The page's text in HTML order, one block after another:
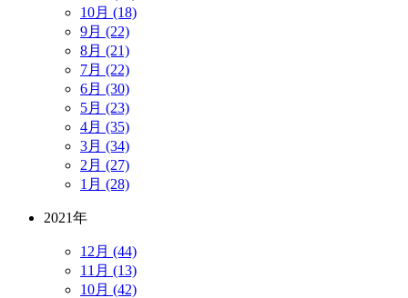
10月 (18)
9月 (22)
8月 (21)
7月 (22)
6月 (30)
5月 (23)
4月 (35)
3月 (34)
2月 (27)
1月 (28)
2021年
12月 (44)
11月 (13)
10月 (42)